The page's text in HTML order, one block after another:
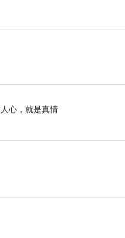
氣，以後別再破費了，
？
值空間？所在區域、屋
不停。
心，就是真情